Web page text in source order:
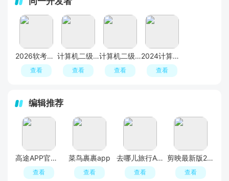
2026软考通app最新版
查看
计算机二级通关宝典app手机版(类似考无忧网校app)
查看
计算机二级宝典vb题库2025最新版
查看
2024计算机二级宝典最新题库app
查看
编辑推荐
高途APP官方正版
查看
菜鸟裹裹app
查看
去哪儿旅行APP官方免费版
查看
剪映最新版2026手机版
查看